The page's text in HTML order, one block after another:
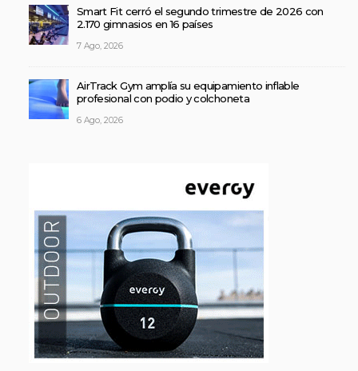
Smart Fit cerró el segundo trimestre de 2026 con
2.170 gimnasios en 16 países
7 Ago, 2026
AirTrack Gym amplía su equipamiento inflable
profesional con podio y colchoneta
6 Ago, 2026